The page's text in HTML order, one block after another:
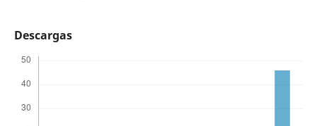
Descargas